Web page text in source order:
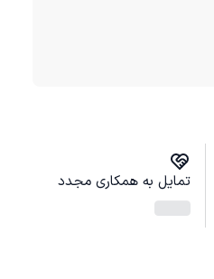
تمایل به همکاری مجدد